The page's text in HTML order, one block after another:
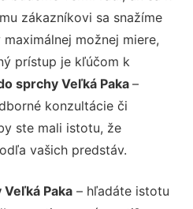
zákazníkovi sa snažíme
možnej miere,
prístup je kľúčom k
sprchy Veľká Paka –
konzultácie či
ste mali istotu, že
vašich predstáv.
Paka – hľadáte istotu